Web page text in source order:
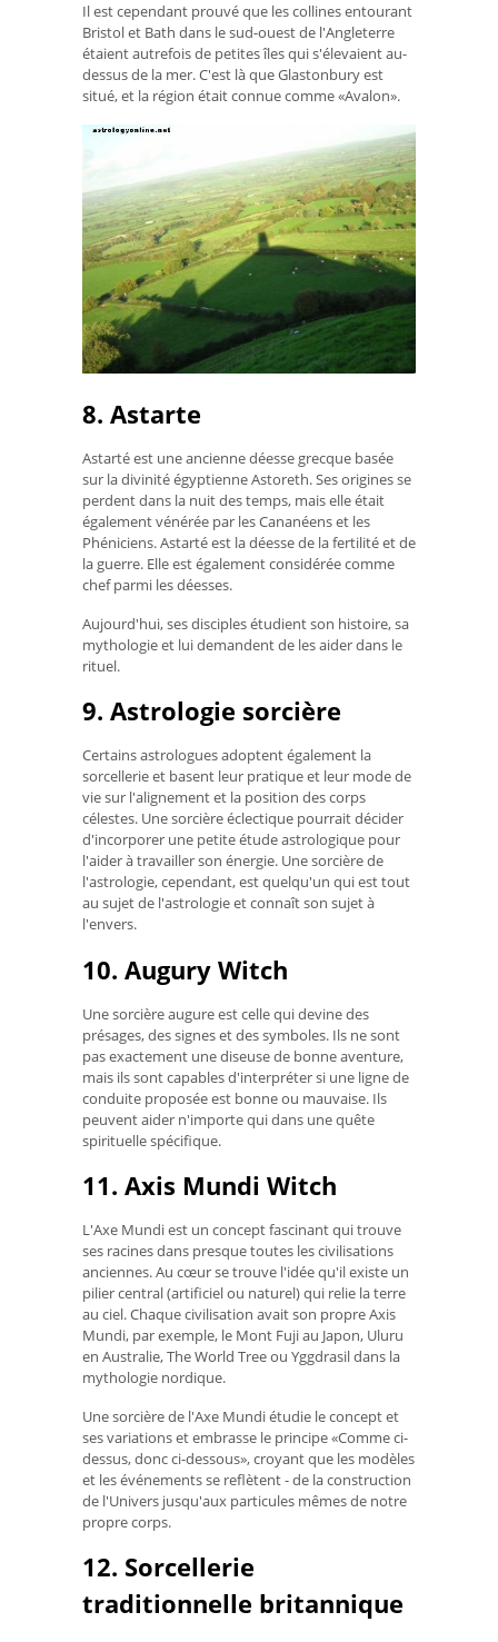
Il est cependant prouvé que les collines entourant
Bristol et Bath dans le sud-ouest de l'Angleterre
étaient autrefois de petites îles qui s'élevaient au-
dessus de la mer. C'est là que Glastonbury est
situé, et la région était connue comme «Avalon».
8. Astarte
Astarté est une ancienne déesse grecque basée
sur la divinité égyptienne Astoreth. Ses origines se
perdent dans la nuit des temps, mais elle était
également vénérée par les Cananéens et les
Phéniciens. Astarté est la déesse de la fertilité et de
la guerre. Elle est également considérée comme
chef parmi les déesses.
Aujourd'hui, ses disciples étudient son histoire, sa
mythologie et lui demandent de les aider dans le
rituel.
9. Astrologie sorcière
Certains astrologues adoptent également la
sorcellerie et basent leur pratique et leur mode de
vie sur l'alignement et la position des corps
célestes. Une sorcière éclectique pourrait décider
d'incorporer une petite étude astrologique pour
l'aider à travailler son énergie. Une sorcière de
l'astrologie, cependant, est quelqu'un qui est tout
au sujet de l'astrologie et connaît son sujet à
l'envers.
10. Augury Witch
Une sorcière augure est celle qui devine des
présages, des signes et des symboles. Ils ne sont
pas exactement une diseuse de bonne aventure,
mais ils sont capables d'interpréter si une ligne de
conduite proposée est bonne ou mauvaise. Ils
peuvent aider n'importe qui dans une quête
spirituelle spécifique.
11. Axis Mundi Witch
L'Axe Mundi est un concept fascinant qui trouve
ses racines dans presque toutes les civilisations
anciennes. Au cœur se trouve l'idée qu'il existe un
pilier central (artificiel ou naturel) qui relie la terre
au ciel. Chaque civilisation avait son propre Axis
Mundi, par exemple, le Mont Fuji au Japon, Uluru
en Australie, The World Tree ou Yggdrasil dans la
mythologie nordique.
Une sorcière de l'Axe Mundi étudie le concept et
ses variations et embrasse le principe «Comme ci-
dessus, donc ci-dessous», croyant que les modèles
et les événements se reflètent - de la construction
de l'Univers jusqu'aux particules mêmes de notre
propre corps.
12. Sorcellerie
traditionnelle britannique